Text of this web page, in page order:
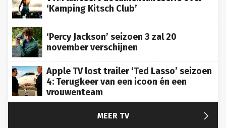
‘Kamping Kitsch Club’
‘Percy Jackson’ seizoen 3 zal 20
november verschijnen
Apple TV lost trailer ‘Ted Lasso’ seizoen
4: Terugkeer van een icoon én een
vrouwenteam
MEER TV 